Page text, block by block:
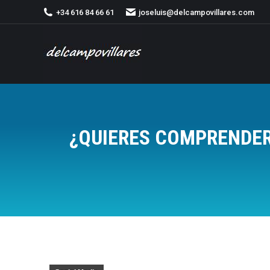
+34 616 84 66 61 joseluis@delcampovillares.com
¿QUIERES